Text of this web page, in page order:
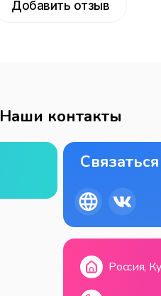
Добавить отзыв
Наши контакты
Связаться
Россия,